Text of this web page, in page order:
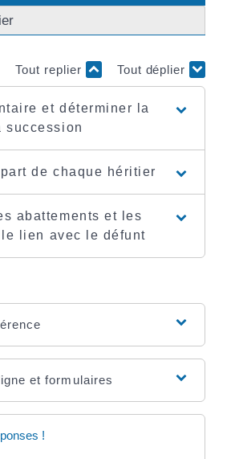
Tout replier Tout déplier
et déterminer la
succession
de chaque héritier
abattements et les
lien avec le défunt
et formulaires
!